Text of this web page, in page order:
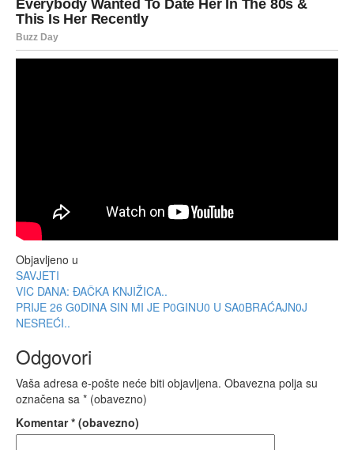
Objavljeno u
SAVJETI
Navigacija
objava
VIC DANA: ĐAČKA KNJIŽICA..
PRIJE 26 G0DINA SIN MI JE P0GINU0 U SA0BRAĆAJN0J
NESREĆI..
Odgovori
Vaša adresa e-pošte neće biti objavljena. Obavezna polja su
označena sa * (obavezno)
Komentar* (obavezno)